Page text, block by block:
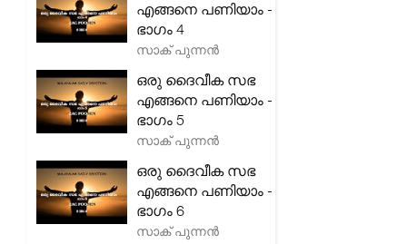
എങ്ങനെ പണിയാം -
ഭാഗം 4
സാക് പുന്നൻ
ഒരു ദൈവീക സഭ
എങ്ങനെ പണിയാം -
ഭാഗം 5
സാക് പുന്നൻ
ഒരു ദൈവീക സഭ
എങ്ങനെ പണിയാം -
ഭാഗം 6
സാക് പുന്നൻ